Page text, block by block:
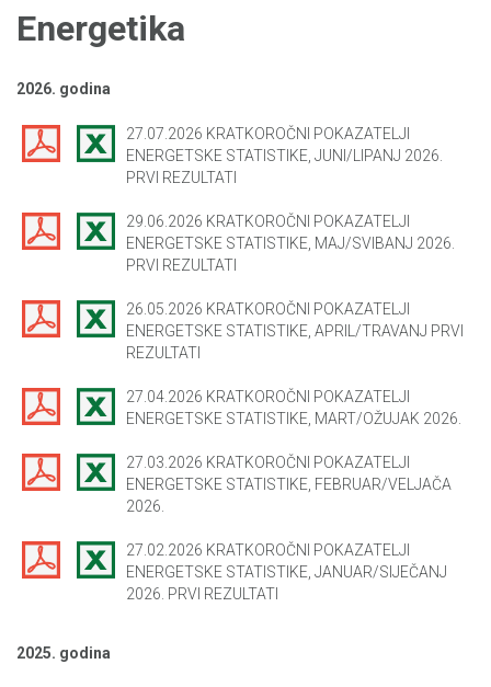
Energetika
2026. godina
27.07.2026 KRATKOROČNI POKAZATELJI
ENERGETSKE STATISTIKE, JUNI/LIPANJ 2026.
PRVI REZULTATI
29.06.2026 KRATKOROČNI POKAZATELJI
ENERGETSKE STATISTIKE, MAJ/SVIBANJ 2026.
PRVI REZULTATI
26.05.2026 KRATKOROČNI POKAZATELJI
ENERGETSKE STATISTIKE, APRIL/TRAVANJ PRVI
REZULTATI
27.04.2026 KRATKOROČNI POKAZATELJI
ENERGETSKE STATISTIKE, MART/OŽUJAK 2026.
27.03.2026 KRATKOROČNI POKAZATELJI
ENERGETSKE STATISTIKE, FEBRUAR/VELJAČA
2026.
27.02.2026 KRATKOROČNI POKAZATELJI
ENERGETSKE STATISTIKE, JANUAR/SIJEČANJ
2026. PRVI REZULTATI
2025. godina